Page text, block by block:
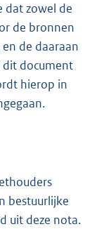
dat zowel de
de bronnen
de daaraan
document
hierop in
bestuurlijke
uit deze nota.